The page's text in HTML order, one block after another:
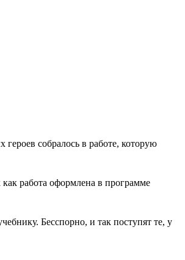
героев собралось в работе, которую
работа оформлена в программе
Бесспорно, и так поступят те, у